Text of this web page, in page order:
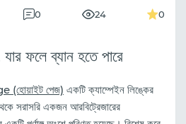
0 24 0
ফলে ব্যান হতে পারে
পেজ) একটি ক্যাম্পেইন লিঙ্কের
সরাসরি একজন আরবিট্রেজারের